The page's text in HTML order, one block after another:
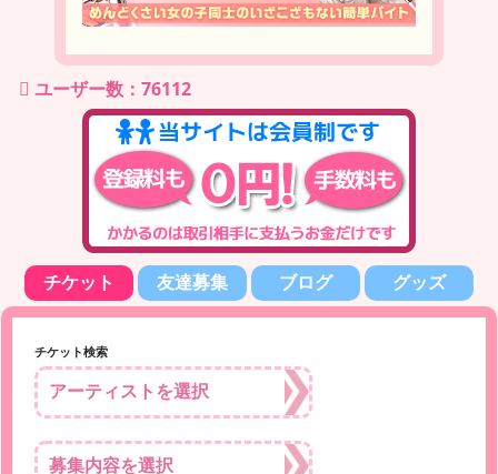
ユーザー数：76112
チケット 友達募集 ブログ グッズ
チケット検索